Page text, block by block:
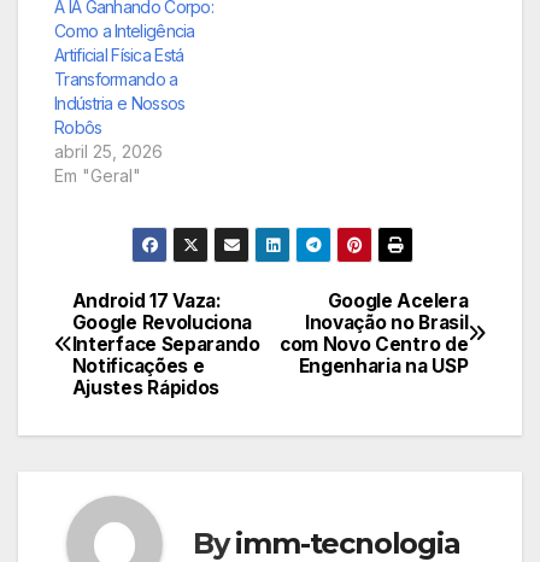
Gemini, nos robôs da
Agile, o objetivo é
equipá-los com uma
inteligência tátil sem
precedentes, abrindo
caminho para…
A IA Ganhando Corpo:
Como a Inteligência
Artificial Física Está
Transformando a
Indústria e Nossos
Robôs
abril 25, 2026
Em "Geral"
Navegação
de
Post
Google Acelera
Inovação no Brasil
com Novo Centro de
Engenharia na USP
Android 17 Vaza:
Google Revoluciona
Interface Separando
Notificações e
Ajustes Rápidos
Byimm-tecnologia